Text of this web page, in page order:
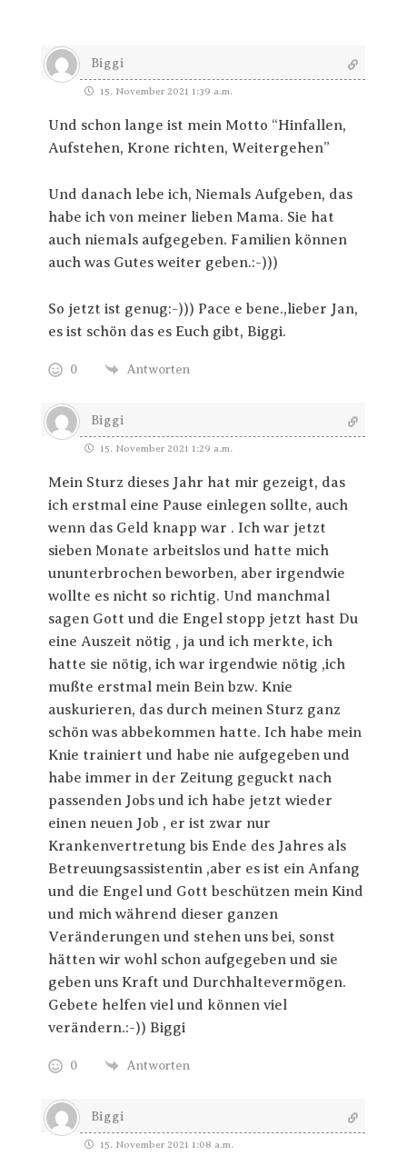
Biggi
15. November 2021 1:39 a.m.
Und schon lange ist mein Motto “Hinfallen,
Aufstehen, Krone richten, Weitergehen”
Und danach lebe ich, Niemals Aufgeben, das
habe ich von meiner lieben Mama. Sie hat
auch niemals aufgegeben. Familien können
auch was Gutes weiter geben.:-)))
So jetzt ist genug:-))) Pace e bene.,lieber Jan,
es ist schön das es Euch gibt, Biggi.
0 Antworten
Biggi
15. November 2021 1:29 a.m.
Mein Sturz dieses Jahr hat mir gezeigt, das
ich erstmal eine Pause einlegen sollte, auch
wenn das Geld knapp war . Ich war jetzt
sieben Monate arbeitslos und hatte mich
ununterbrochen beworben, aber irgendwie
wollte es nicht so richtig. Und manchmal
sagen Gott und die Engel stopp jetzt hast Du
eine Auszeit nötig , ja und ich merkte, ich
hatte sie nötig, ich war irgendwie nötig ,ich
mußte erstmal mein Bein bzw. Knie
auskurieren, das durch meinen Sturz ganz
schön was abbekommen hatte. Ich habe mein
Knie trainiert und habe nie aufgegeben und
habe immer in der Zeitung geguckt nach
passenden Jobs und ich habe jetzt wieder
einen neuen Job , er ist zwar nur
Krankenvertretung bis Ende des Jahres als
Betreuungsassistentin ,aber es ist ein Anfang
und die Engel und Gott beschützen mein Kind
und mich während dieser ganzen
Veränderungen und stehen uns bei, sonst
hätten wir wohl schon aufgegeben und sie
geben uns Kraft und Durchhaltevermögen.
Gebete helfen viel und können viel
verändern.:-)) Biggi
0 Antworten
Biggi
15. November 2021 1:08 a.m.